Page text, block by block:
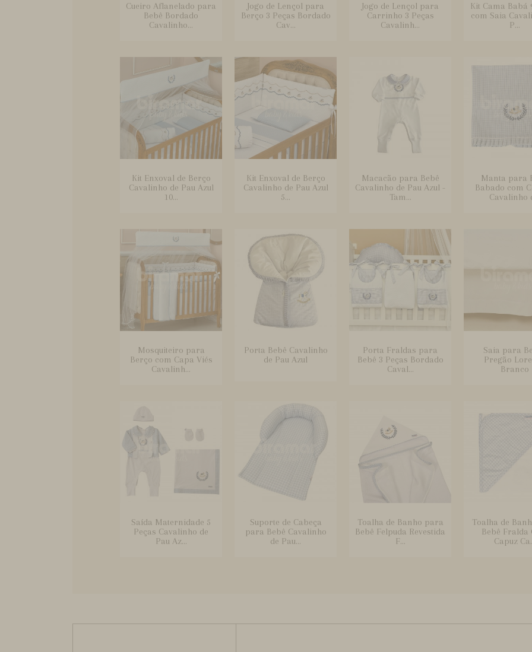
Cueiro Aflanelado para
Bebê Bordado
Cavalinho...
Jogo de Lençol para
Berço 3 Peças Bordado
Cav...
Jogo de Lençol para
Carrinho 3 Peças
Cavalinh...
Kit Cama Babá
com Saia
P...
Kit Enxoval de Berço
Cavalinho de Pau Azul
10...
Kit Enxoval de Berço
Cavalinho de Pau Azul
5...
Macacão para Bebê
Cavalinho de Pau Azul -
Tam...
Manta para
Babado com
Cavalinho
Mosquiteiro para
Berço com Capa Viés
Cavalinh...
Porta Bebê Cavalinho
de Pau Azul
Porta Fraldas para
Bebê 3 Peças Bordado
Caval...
Saia para
Pregão
Branco
Saída Maternidade 5
Peças Cavalinho de
Pau Az...
Suporte de Cabeça
para Bebê Cavalinho
de Pau...
Toalha de Banho para
Bebê Felpuda Revestida
F...
Toalha de
Bebê Fralda
Capuz